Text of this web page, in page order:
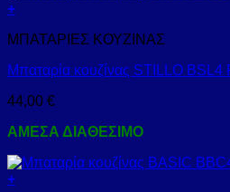
+
ΜΠΑΤΑΡΙΕΣ ΚΟΥΖΙΝΑΣ
Μπαταρία κουζίνας STILLO
44,00 €
ΑΜΕΣΑ ΔΙΑΘΕΣΙΜΟ
+